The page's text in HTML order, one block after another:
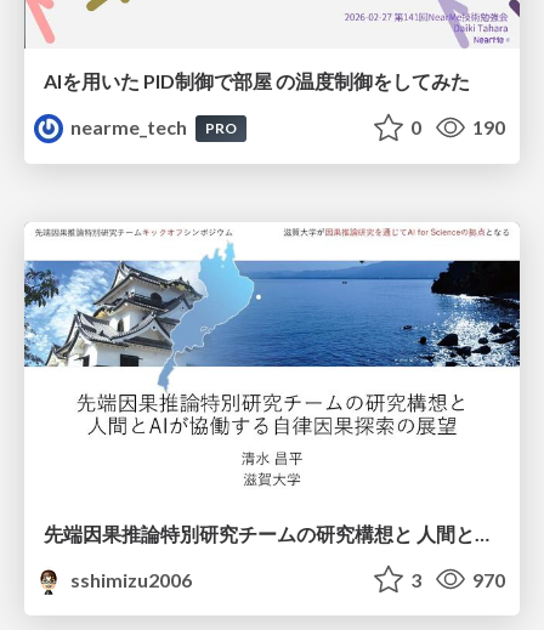
AIを用いた PID制御で部屋 の温度制御をしてみた
nearme_tech
PRO 0 190
sshimizu2006
3 970